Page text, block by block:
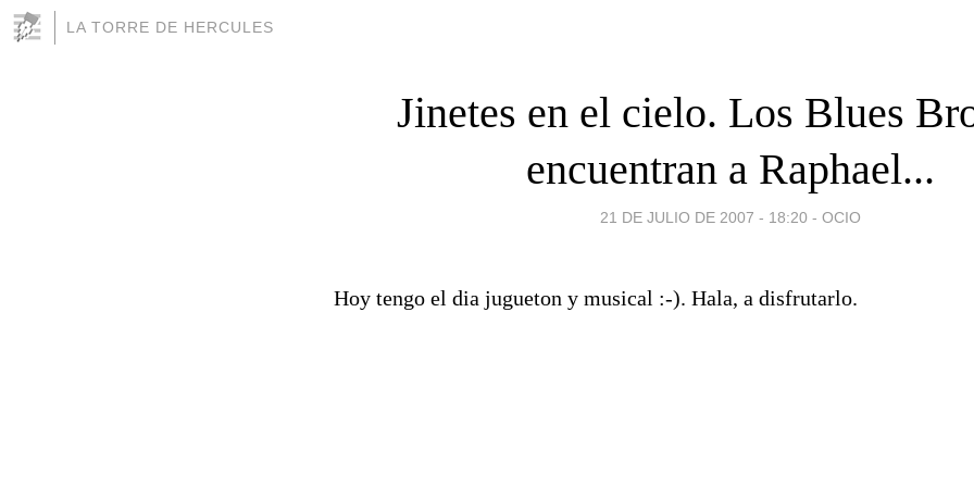
LA TORRE DE HERCULES
Jinetes en el cielo. Los Blues
encuentran a Raphael...
21 DE JULIO DE 2007 - 18:20 - OCIO
Hoy tengo el dia jugueton y musical :-). Hala, a disfrutarlo.